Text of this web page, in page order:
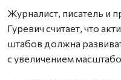
Журналист, писатель и
Гуревич считает, что
штабов должна
с увеличением